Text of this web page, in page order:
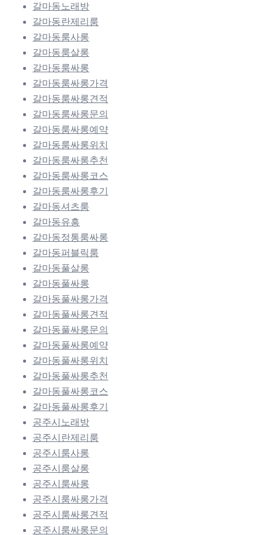
갈마동노래방
갈마동란제리룸
갈마동룸사롱
갈마동룸살롱
갈마동룸싸롱
갈마동룸싸롱가격
갈마동룸싸롱견적
갈마동룸싸롱문의
갈마동룸싸롱예약
갈마동룸싸롱위치
갈마동룸싸롱추천
갈마동룸싸롱코스
갈마동룸싸롱후기
갈마동셔츠룸
갈마동유흥
갈마동정통룸싸롱
갈마동퍼블릭룸
갈마동풀살롱
갈마동풀싸롱
갈마동풀싸롱가격
갈마동풀싸롱견적
갈마동풀싸롱문의
갈마동풀싸롱예약
갈마동풀싸롱위치
갈마동풀싸롱추천
갈마동풀싸롱코스
갈마동풀싸롱후기
공주시노래방
공주시란제리룸
공주시룸사롱
공주시룸살롱
공주시룸싸롱
공주시룸싸롱가격
공주시룸싸롱견적
공주시룸싸롱문의